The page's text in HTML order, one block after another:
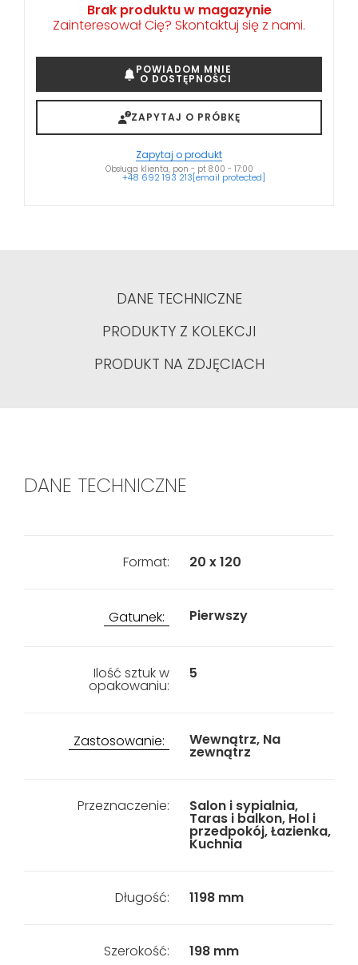
Brak produktu w magazynie
Zainteresował Cię? Skontaktuj się z nami.
POWIADOM MNIE
O DOSTĘPNOŚCI
ZAPYTAJ O PRÓBKĘ
Zapytaj o produkt
Obsługa klienta, pon - pt 8:00 - 17:00
+48 692 193 213[email protected]
DANE TECHNICZNE
PRODUKTY Z KOLEKCJI
PRODUKT NA ZDJĘCIACH
DANE TECHNICZNE
Format: 20 x 120
Gatunek: Pierwszy
Ilość sztuk w
opakowaniu:
5
Zastosowanie: Wewnątrz, Na
zewnątrz
Przeznaczenie: Salon i sypialnia,
Taras i balkon, Hol i
przedpokój, Łazienka,
Kuchnia
Długość: 1198 mm
Szerokość: 198 mm